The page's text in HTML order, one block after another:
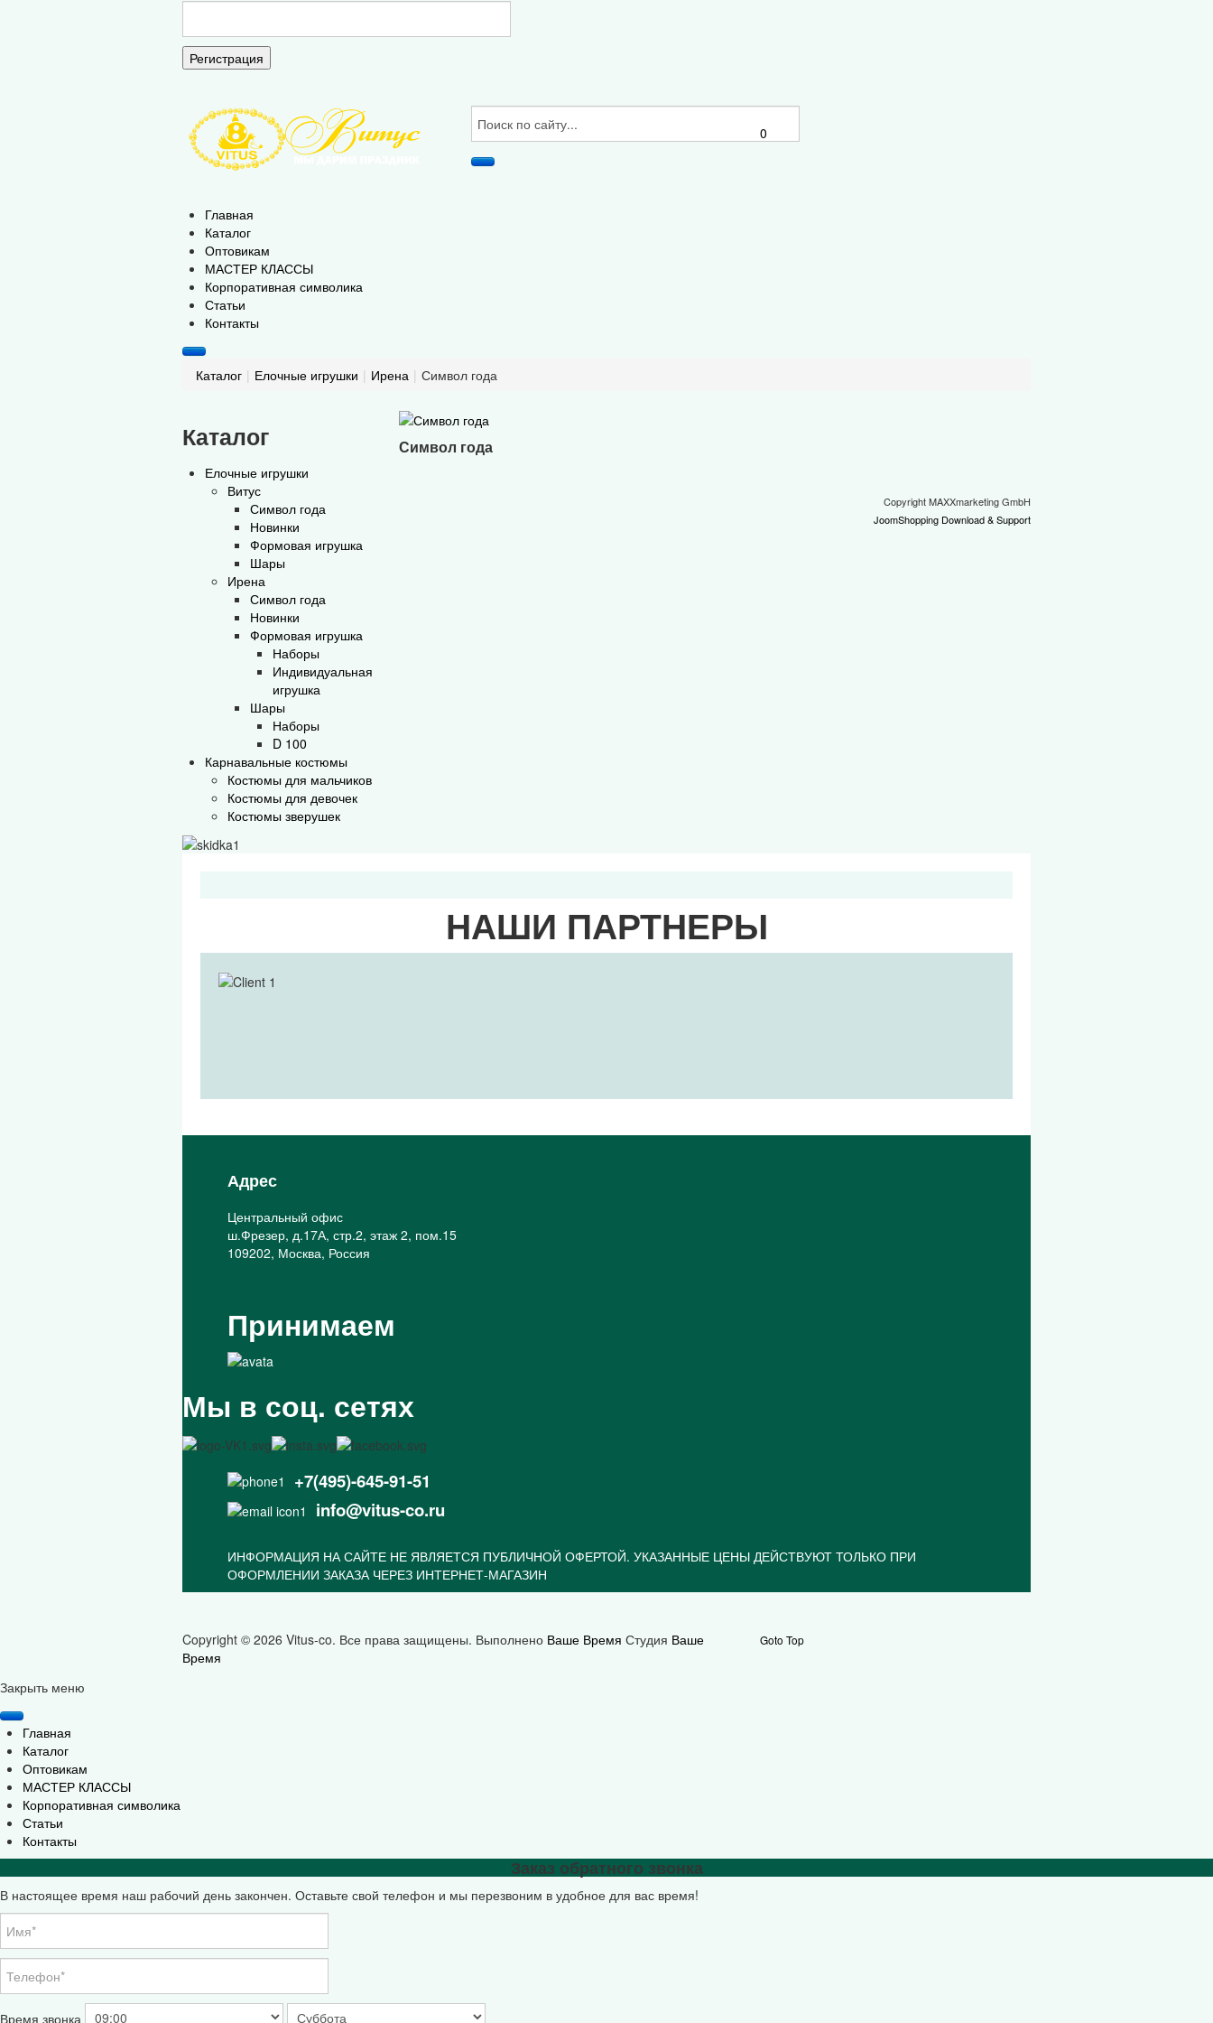
Регистрация
0
Главная
Каталог
Оптовикам
МАСТЕР КЛАССЫ
Корпоративная символика
Статьи
Контакты
Каталог | Елочные игрушки | Ирена | Символ года
Каталог
Елочные игрушки
Витус
Символ года
Новинки
Формовая игрушка
Шары
Ирена
Символ года
Новинки
Формовая игрушка
Наборы
Индивидуальная
игрушка
Шары
Наборы
D 100
Карнавальные костюмы
Костюмы для мальчиков
Костюмы для девочек
Костюмы зверушек
Символ года
Copyright MAXXmarketing GmbH
JoomShopping Download & Support
НАШИ ПАРТНЕРЫ
Адрес
Центральный офис
ш.Фрезер, д.17А, стр.2, этаж 2, пом.15
109202, Москва, Россия
Принимаем
Мы в соц. сетях
+7(495)-645-91-51
info@vitus-co.ru
ИНФОРМАЦИЯ НА САЙТЕ НЕ ЯВЛЯЕТСЯ ПУБЛИЧНОЙ ОФЕРТОЙ. УКАЗАННЫЕ ЦЕНЫ ДЕЙСТВУЮТ ТОЛЬКО ПРИ
ОФОРМЛЕНИИ ЗАКАЗА ЧЕРЕЗ ИНТЕРНЕТ-МАГАЗИН
Copyright © 2026 Vitus-co. Все права защищены. Выполнено Ваше Время Студия Ваше
Время
Goto Top
Закрыть меню
Главная
Каталог
Оптовикам
МАСТЕР КЛАССЫ
Корпоративная символика
Статьи
Контакты
Заказ обратного звонка
В настоящее время наш рабочий день закончен. Оставьте свой телефон и мы перезвоним в удобное для вас время!
Время звонка